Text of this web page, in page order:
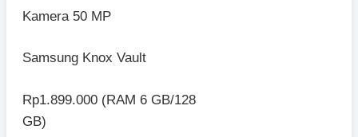
Kamera 50 MP
Samsung Knox Vault
Rp1.899.000 (RAM 6 GB/128
GB)